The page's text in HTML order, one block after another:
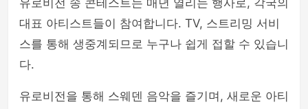
유로비전 송 콘테스트는 매년 열리는 행사로, 각국의
대표 아티스트들이 참여합니다. TV, 스트리밍 서비
스를 통해 생중계되므로 누구나 쉽게 접할 수 있습니
다.
유로비전을 통해 스웨덴 음악을 즐기며, 새로운 아티